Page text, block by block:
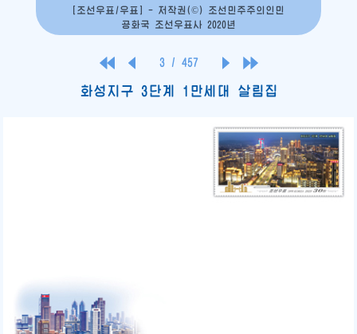
[조선우표/우표] - 저작권(©) 조선민주주의인민
공화국 조선우표사 2020년
3/ 457
화성지구 3단계 1만세대 살림집